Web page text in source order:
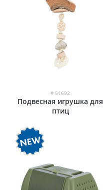
# 51692
Подвесная игрушка для
птиц